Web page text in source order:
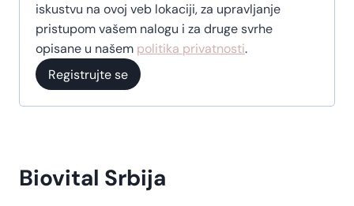
o
iskustvu na ovoj veb lokaciji, za upravljanje
pristupom vašem nalogu i za druge svrhe
opisane u našem politika privatnosti.
Registrujte se
Biovital Srbija